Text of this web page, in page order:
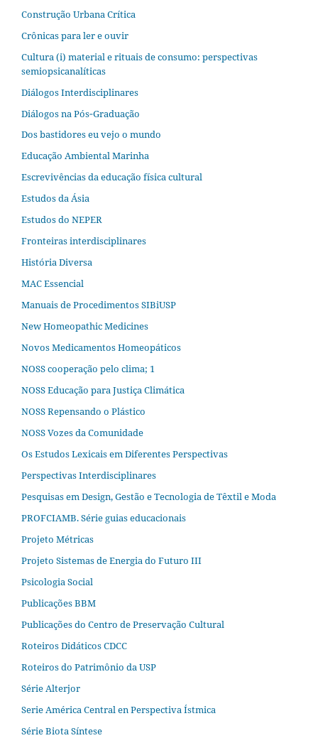
Construção Urbana Crítica
Crônicas para ler e ouvir
Cultura (i) material e rituais de consumo: perspectivas
semiopsicanalíticas
Diálogos Interdisciplinares
Diálogos na Pós‐Graduação
Dos bastidores eu vejo o mundo
Educação Ambiental Marinha
Escrevivências da educação física cultural
Estudos da Ásia​
Estudos do NEPER
Fronteiras interdisciplinares
História Diversa
MAC Essencial
Manuais de Procedimentos SIBiUSP
New Homeopathic Medicines
Novos Medicamentos Homeopáticos
NOSS cooperação pelo clima; 1
NOSS Educação para Justiça Climática
NOSS Repensando o Plástico
NOSS Vozes da Comunidade
Os Estudos Lexicais em Diferentes Perspectivas
Perspectivas Interdisciplinares
Pesquisas em Design, Gestão e Tecnologia de Têxtil e Moda
PROFCIAMB. Série guias educacionais
Projeto Métricas
Projeto Sistemas de Energia do Futuro III
Psicologia Social
Publicações BBM
Publicações do Centro de Preservação Cultural
Roteiros Didáticos CDCC
Roteiros do Patrimônio da USP
Série Alterjor
Serie América Central en Perspectiva Ístmica
Série Biota Síntese